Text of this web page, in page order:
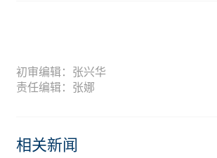
初审编辑：张兴华
责任编辑：张娜
相关新闻